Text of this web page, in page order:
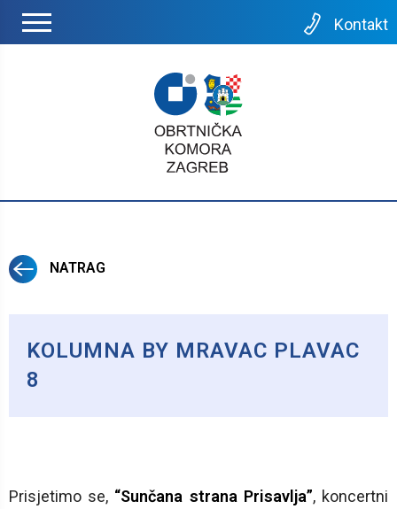
Kontakt
NATRAG
KOLUMNA BY MRAVAC PLAVAC
8
Prisjetimo se, “Sunčana strana Prisavlja”, koncertni